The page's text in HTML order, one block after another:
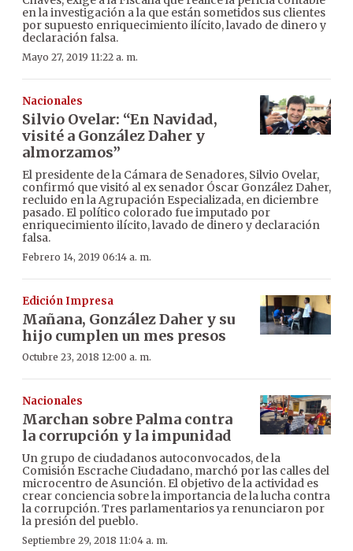
en la investigación a la que están sometidos sus clientes
por supuesto enriquecimiento ilícito, lavado de dinero y
declaración falsa.
Mayo 27, 2019 11:22 a. m.
Nacionales
Silvio Ovelar: “En Navidad,
visité a González Daher y
almorzamos”
El presidente de la Cámara de Senadores, Silvio Ovelar,
confirmó que visitó al ex senador Óscar González Daher,
recluido en la Agrupación Especializada, en diciembre
pasado. El político colorado fue imputado por
enriquecimiento ilícito, lavado de dinero y declaración
falsa.
Febrero 14, 2019 06:14 a. m.
Edición Impresa
Mañana, González Daher y su
hijo cumplen un mes presos
Octubre 23, 2018 12:00 a. m.
Nacionales
Marchan sobre Palma contra
la corrupción y la impunidad
Un grupo de ciudadanos autoconvocados, de la
Comisión Escrache Ciudadano, marchó por las calles del
microcentro de Asunción. El objetivo de la actividad es
crear conciencia sobre la importancia de la lucha contra
la corrupción. Tres parlamentarios ya renunciaron por
la presión del pueblo.
Septiembre 29, 2018 11:04 a. m.